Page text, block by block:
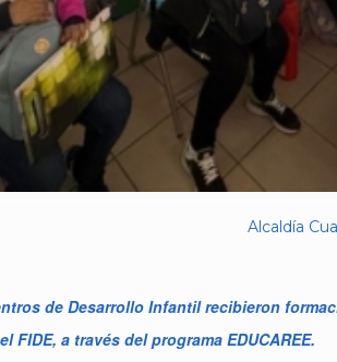
Alcaldía
de Desarrollo Infantil recibieron
a través del programa EDUCAREE.